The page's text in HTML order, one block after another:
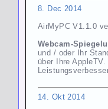
8. Dec 2014
AirMyPC V1.1.0
Webcam-
und / oder Ihr
über Ihre AppleTV.
14. Okt 2014